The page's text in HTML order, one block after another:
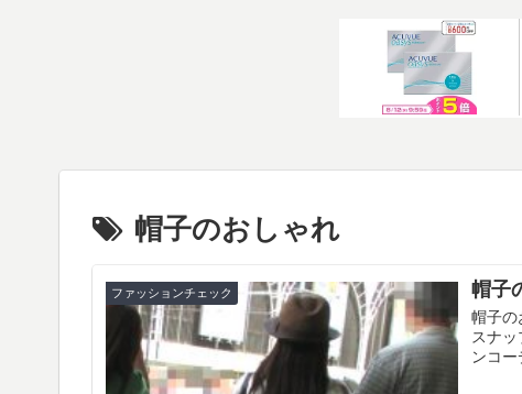
帽子のおしゃれ
ファッションチェック 帽子
帽子の
スナッ
ンコー